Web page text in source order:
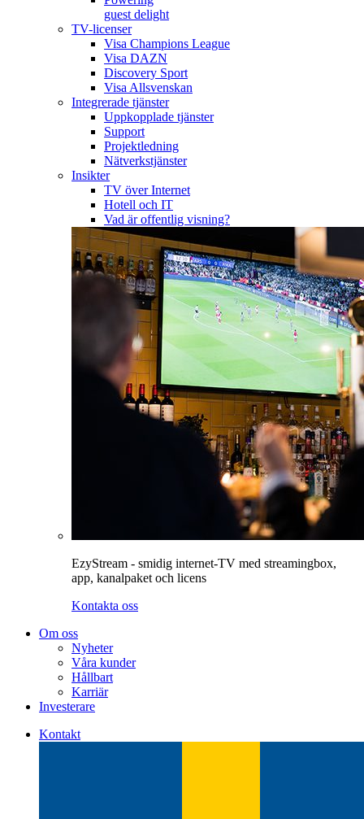
guest delight
TV-licenser
Visa Champions League
Visa DAZN
Discovery Sport
Visa Allsvenskan
Integrerade tjänster
Uppkopplade tjänster
Support
Projektledning
Nätverkstjänster
Insikter
TV över Internet
Hotell och IT
Vad är offentlig visning?
EzyStream - smidig internet-TV med streamingbox,
app, kanalpaket och licens
Kontakta oss
Om oss
Nyheter
Våra kunder
Hållbart
Karriär
Investerare
Kontakt